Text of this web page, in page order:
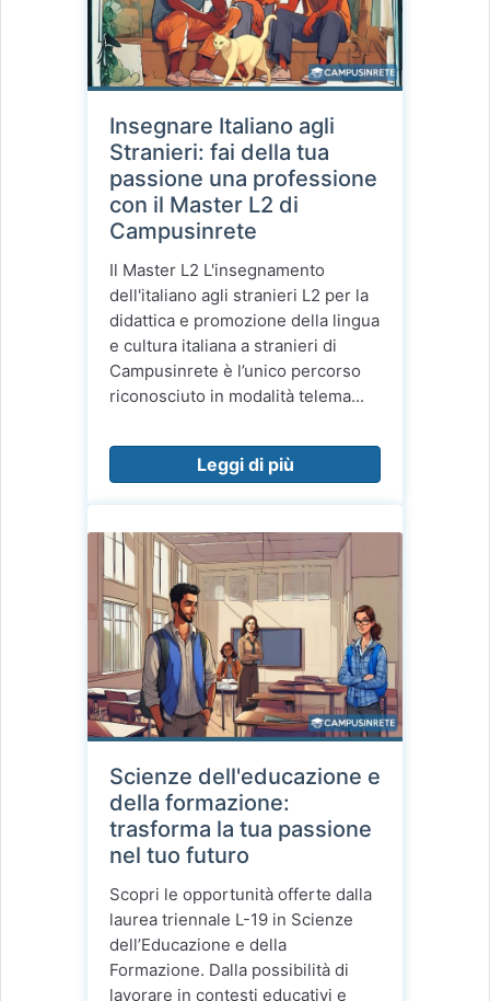
Insegnare Italiano agli
Stranieri: fai della tua
passione una professione
con il Master L2 di
Campusinrete
Il Master L2 L'insegnamento
dell'italiano agli stranieri L2 per la
didattica e promozione della lingua
e cultura italiana a stranieri di
Campusinrete è l’unico percorso
riconosciuto in modalità telema...
Leggi di più
Scienze dell'educazione e
della formazione:
trasforma la tua passione
nel tuo futuro
Scopri le opportunità offerte dalla
laurea triennale L-19 in Scienze
dell’Educazione e della
Formazione. Dalla possibilità di
lavorare in contesti educativi e